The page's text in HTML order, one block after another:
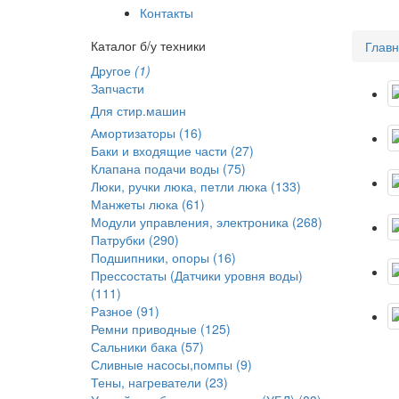
Контакты
Каталог б/у техники
Другое (1)
Запчасти
Для стир.машин
Амортизаторы (16)
Баки и входящие части (27)
Клапана подачи воды (75)
Люки, ручки люка, петли люка (133)
Манжеты люка (61)
Модули управления, электроника (268)
Патрубки (290)
Подшипники, опоры (16)
Прессостаты (Датчики уровня воды)
(111)
Разное (91)
Ремни приводные (125)
Сальники бака (57)
Сливные насосы,помпы (9)
Тены, нагреватели (23)